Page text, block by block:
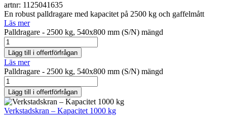
artnr: 1125041635
En robust palldragare med kapacitet på 2500 kg och gaffelmått
Läs mer
Palldragare - 2500 kg, 540x800 mm (S/N) mängd
Lägg till i offertförfrågan
Läs mer
Palldragare - 2500 kg, 540x800 mm (S/N) mängd
Lägg till i offertförfrågan
Verkstadskran – Kapacitet 1000 kg